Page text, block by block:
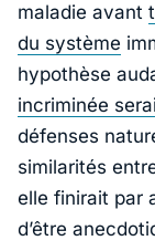
maladie avant
du système
hypothèse
incriminée
défenses
similarités
elle finirait par
d’être